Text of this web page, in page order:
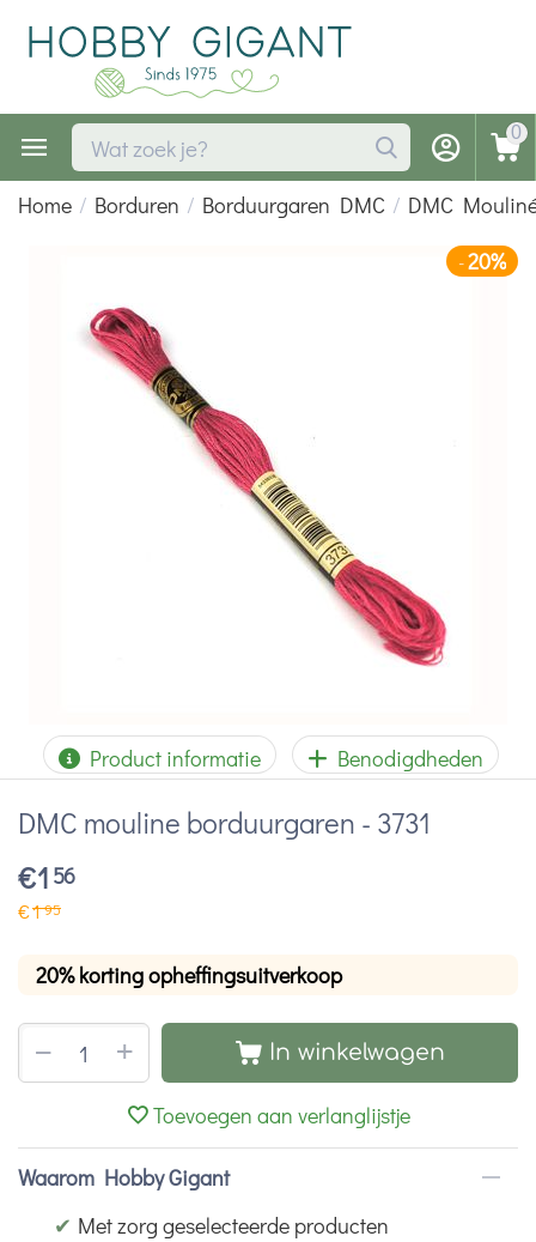
0
Home / Borduren / Borduurgaren DMC / DMC
-20%
Product informatie Benodigdheden
DMC mouline borduurgaren - 3731
€1 56
€195
20% korting opheffingsuitverkoop
+
− In winkelwagen
Toevoegen aan verlanglijstje
Waarom Hobby Gigant
✔ Met zorg geselecteerde producten